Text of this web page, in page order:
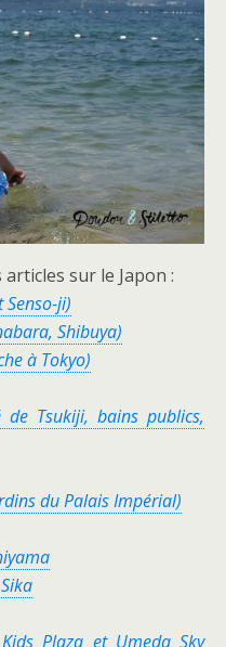
sur le Japon :
Senso-ji)
Shibuya)
à Tokyo)
Tsukiji, bains publics,
du Palais Impérial)
Plaza et Umeda Sky